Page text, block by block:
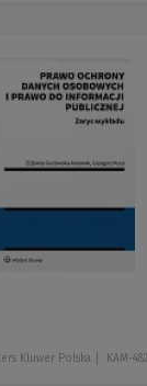
Kluwer Polska KAM-